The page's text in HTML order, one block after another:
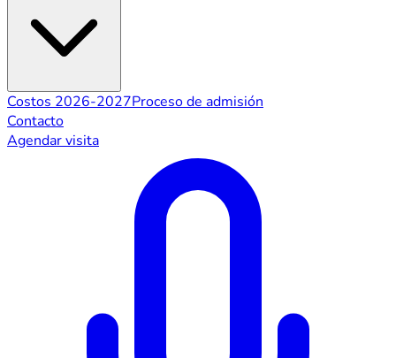
Costos 2026-2027Proceso de admisión
Contacto
Agendar visita